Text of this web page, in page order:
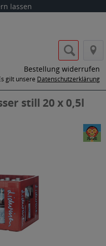
lassen
Bestellung widerrufen
gilt unsere Datenschutzerklärung
still 20 x 0,5l